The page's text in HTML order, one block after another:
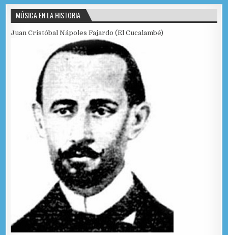
MÚSICA EN LA HISTORIA
Juan Cristóbal Nápoles Fajardo (El Cucalambé)